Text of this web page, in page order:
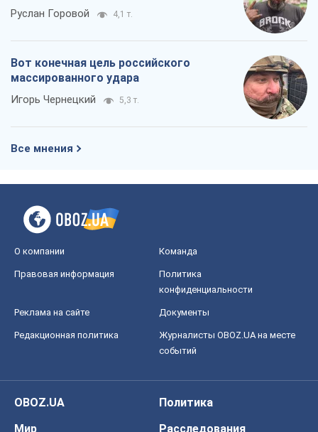
Руслан Горовой 4,1 т.
Вот конечная цель российского
массированного удара
Игорь Чернецкий 5,3 т.
Все мнения
О компании Команда
Правовая информация
Политика
конфиденциальности
Реклама на сайте Документы
Редакционная политика
Журналисты OBOZ.UA на месте
событий
OBOZ.UA
Политика
Мир
Расследования